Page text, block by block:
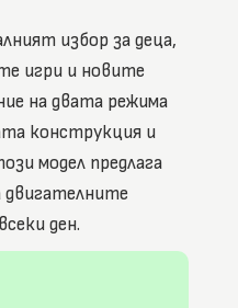
избор за деца,
игри и новите
на двата режима
конструкция и
модел предлага
двигателните
ден.